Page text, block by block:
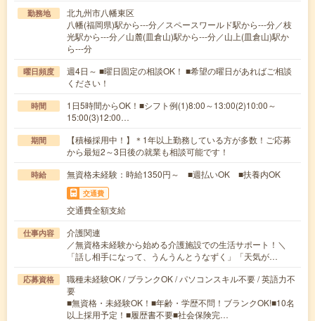
勤務地
北九州市八幡東区
八幡(福岡県)駅から---分／スペースワールド駅から---分／枝
光駅から---分／山麓(皿倉山)駅から---分／山上(皿倉山)駅か
ら---分
曜日頻度
週4日～ ■曜日固定の相談OK！ ■希望の曜日があればご相談
ください！
時間
1日5時間からOK！■シフト例(1)8:00～13:00(2)10:00～
15:00(3)12:00…
期間
【積極採用中！】＊1年以上勤務している方が多数！ご応募
から最短2～3日後の就業も相談可能です！
時給 無資格未経験：時給1350円～ ■週払いOK ■扶養内OK
交通費
交通費全額支給
仕事内容
介護関連
／無資格未経験から始める介護施設での生活サポート！＼
「話し相手になって、うんうんとうなずく」「天気が…
応募資格
職種未経験OK / ブランクOK / パソコンスキル不要 / 英語力不
要
■無資格・未経験OK！■年齢・学歴不問！ブランクOK!■10名
以上採用予定！■履歴書不要■社会保険完…